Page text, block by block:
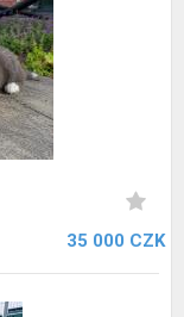
35 000 CZK